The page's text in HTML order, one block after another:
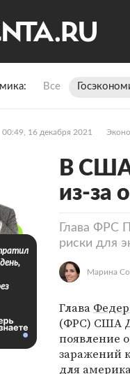
Все
00:49, 16 декабря 2021
В США
из-за
Глава ФРС
риски для
Марина
Глава
(ФРС) США
появление
заражений
для